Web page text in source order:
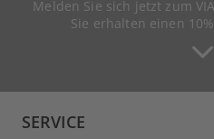
Melden Sie sich jetzt zum
Sie erhalten einen
SERVICE